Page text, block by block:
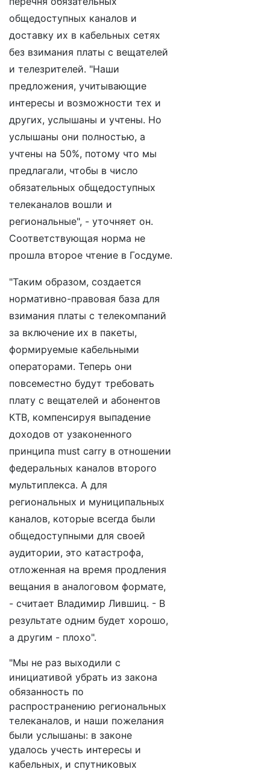
общедоступных каналов и
доставку их в кабельных сетях
без взимания платы с вещателей
и телезрителей. "Наши
предложения, учитывающие
интересы и возможности тех и
других, услышаны и учтены. Но
услышаны они полностью, а
учтены на 50%, потому что мы
предлагали, чтобы в число
обязательных общедоступных
телеканалов вошли и
региональные", - уточняет он.
Соответствующая норма не
прошла второе чтение в Госдуме.
"Таким образом, создается
нормативно-правовая база для
взимания платы с телекомпаний
за включение их в пакеты,
формируемые кабельными
операторами. Теперь они
повсеместно будут требовать
плату с вещателей и абонентов
КТВ, компенсируя выпадение
доходов от узаконенного
принципа must carry в отношении
федеральных каналов второго
мультиплекса. А для
региональных и муниципальных
каналов, которые всегда были
общедоступными для своей
аудитории, это катастрофа,
отложенная на время продления
вещания в аналоговом формате,
- считает Владимир Лившиц. - В
результате одним будет хорошо,
а другим - плохо".
"Мы не раз выходили с
инициативой убрать из закона
обязанность по
распространению региональных
телеканалов, и наши пожелания
были услышаны: в законе
удалось учесть интересы и
кабельных, и спутниковых